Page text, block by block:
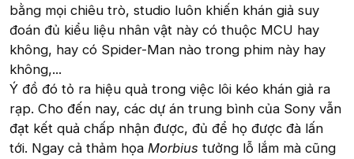
bằng mọi chiêu trò, studio luôn khiến khán giả suy
đoán đủ kiểu liệu nhân vật này có thuộc MCU hay
không, hay có Spider-Man nào trong phim này hay
không,...
Ý đồ đó tỏ ra hiệu quả trong việc lôi kéo khán giả ra
rạp. Cho đến nay, các dự án trung bình của Sony vẫn
đạt kết quả chấp nhận được, đủ để họ được đà lấn
tới. Ngay cả thảm họa Morbius tưởng lỗ lắm mà cũng